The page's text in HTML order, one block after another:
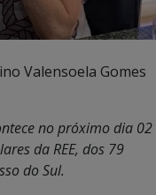
Valensoela Gomes
no próximo dia 02
da REE, dos 79
do Sul.